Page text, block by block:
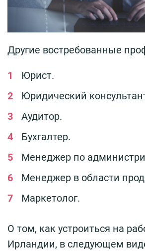
Другие востребованные
Юрист.
Юридический
Аудитор.
Бухгалтер.
Менеджер по
Менеджер в области
Маркетолог.
О том, как устроиться на
Ирландии, в следующем